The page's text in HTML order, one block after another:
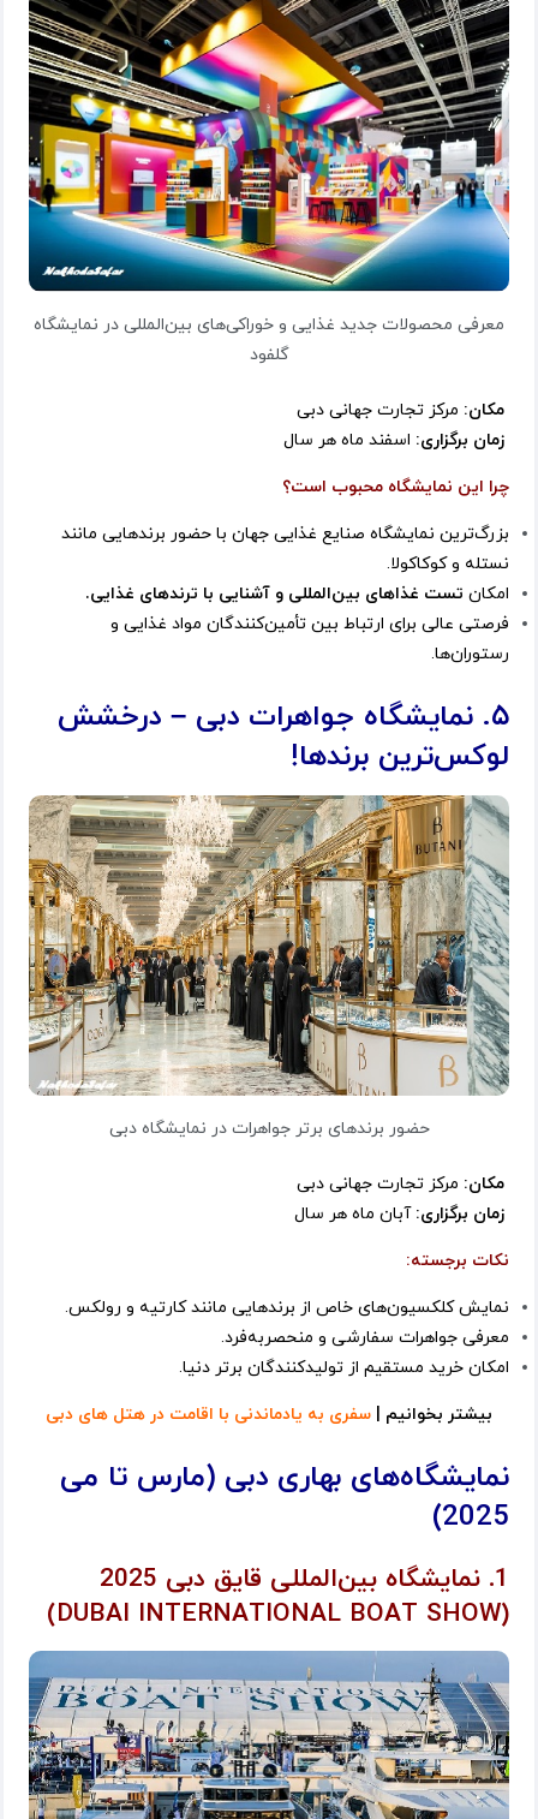
معرفی محصولات جدید غذایی و خوراکی‌های بین‌المللی در نمایشگاه
گلفود
مکان: مرکز تجارت جهانی دبی
زمان برگزاری: اسفند ماه هر سال
چرا این نمایشگاه محبوب است؟
بزرگ‌ترین نمایشگاه صنایع غذایی جهان با حضور برندهایی مانند
نستله و کوکاکولا.
امکان تست غذاهای بین‌المللی و آشنایی با ترندهای غذایی.
فرصتی عالی برای ارتباط بین تأمین‌کنندگان مواد غذایی و
رستوران‌ها.
۵. نمایشگاه جواهرات دبی – درخشش
لوکس‌ترین برندها!
حضور برندهای برتر جواهرات در نمایشگاه دبی
مکان: مرکز تجارت جهانی دبی
زمان برگزاری: آبان ماه هر سال
نکات برجسته:
نمایش کلکسیون‌های خاص از برندهایی مانند کارتیه و رولکس.
معرفی جواهرات سفارشی و منحصر‌به‌فرد.
امکان خرید مستقیم از تولیدکنندگان برتر دنیا.
بیشتر بخوانیم | سفری به یادماندنی با اقامت در هتل های دبی
نمایشگاه‌های بهاری دبی (مارس تا می
2025)
1. نمایشگاه بین‌المللی قایق دبی 2025
(DUBAI INTERNATIONAL BOAT SHOW)